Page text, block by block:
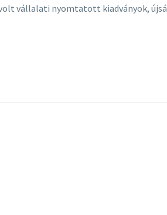
vállalati nyomtatott kiadványok,